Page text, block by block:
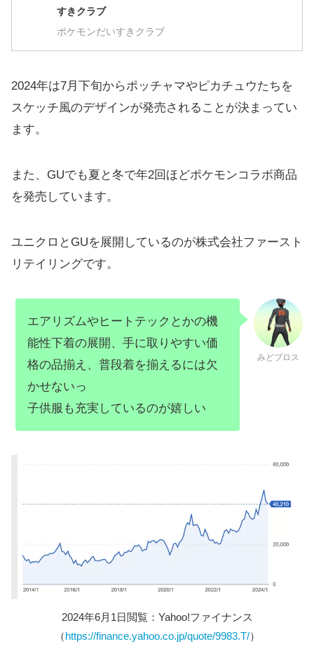
すきクラブ
ポケモンだいすきクラブ
2024年は7月下旬からポッチャマやピカチュウたちを
スケッチ風のデザインが発売されることが決まってい
ます。
また、GUでも夏と冬で年2回ほどポケモンコラボ商品
を発売しています。
ユニクロとGUを展開しているのが株式会社ファースト
リテイリングです。
エアリズムやヒートテックとかの機
能性下着の展開、手に取りやすい価
格の品揃え、普段着を揃えるには欠
かせないっ
子供服も充実しているのが嬉しい
みどブロス
2024年6月1日閲覧：Yahoo!ファイナンス
（https://finance.yahoo.co.jp/quote/9983.T/）